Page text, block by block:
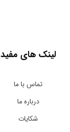
لینک های مفید
تماس با ما
درباره ما
شکایات